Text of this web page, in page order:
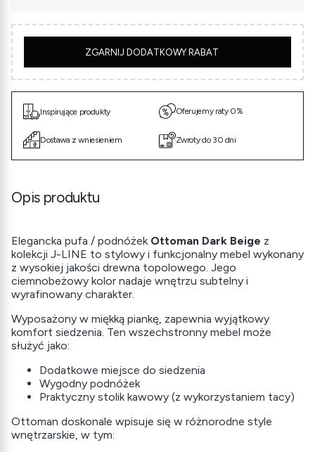
ZGARNIJ DODATKOWY RABAT
Inspirujące produkty
Dostawa z wniesieniem
Oferujemy raty 0%
Zwroty do 30 dni
Opis produktu
Elegancka pufa / podnóżek Ottoman Dark Beige z
kolekcji J-LINE to stylowy i funkcjonalny mebel wykonany
z wysokiej jakości drewna topolowego. Jego
ciemnobeżowy kolor nadaje wnętrzu subtelny i
wyrafinowany charakter.
Wyposażony w miękką piankę, zapewnia wyjątkowy
komfort siedzenia. Ten wszechstronny mebel może
służyć jako:
Dodatkowe miejsce do siedzenia
Wygodny podnóżek
Praktyczny stolik kawowy (z wykorzystaniem tacy)
Ottoman doskonale wpisuje się w różnorodne style
wnętrzarskie, w tym: